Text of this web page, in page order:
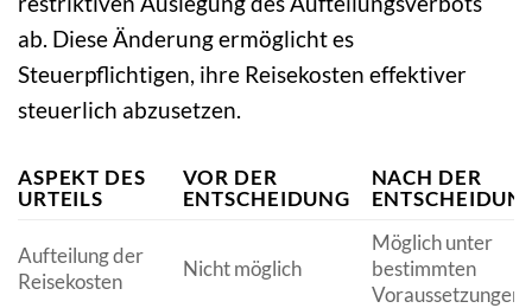
ab. Diese Änderung ermöglicht es
Steuerpflichtigen, ihre Reisekosten effektiver
steuerlich abzusetzen.
ASPEKT DES
URTEILS
VOR DER
ENTSCHEIDUNG
NACH DER
Aufteilung der
Reisekosten
Nicht möglich
Möglich unter
bestimmten
Voraussetzungen